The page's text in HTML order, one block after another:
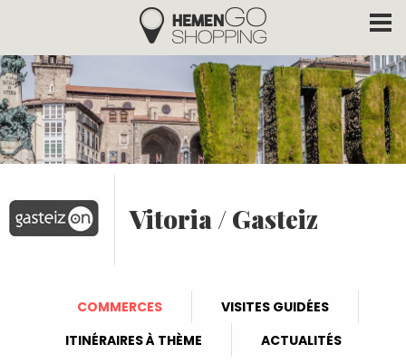
Aller au contenu principal
Hemengo Shopping
Vitoria / Gasteiz
COMMERCES
VISITES GUIDÉES
ITINÉRAIRES À THÈME
ACTUALITÉS